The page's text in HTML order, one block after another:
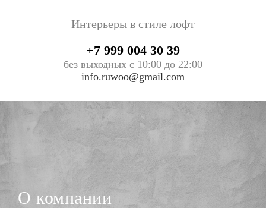
Интерьеры в стиле лофт
+7 999 004 30 39
без выходных с 10:00 до 22:00
info.ruwoo@gmail.com
О компании